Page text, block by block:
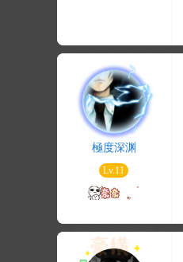
極度深渊
Lv.11